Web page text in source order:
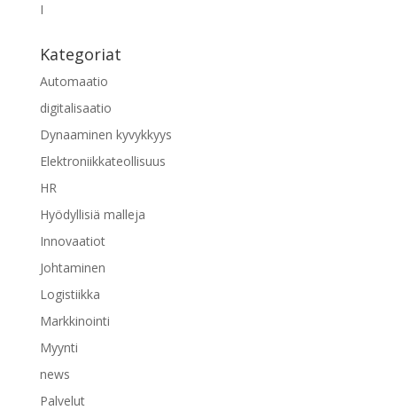
I
Kategoriat
Automaatio
digitalisaatio
Dynaaminen kyvykkyys
Elektroniikkateollisuus
HR
Hyödyllisiä malleja
Innovaatiot
Johtaminen
Logistiikka
Markkinointi
Myynti
news
Palvelut